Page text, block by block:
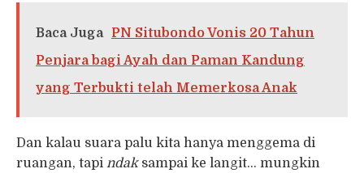
Baca Juga
PN Situbondo Vonis 20 Tahun
Penjara bagi Ayah dan Paman Kandung
yang Terbukti telah Memerkosa Anak
Dan kalau suara palu kita hanya menggema di
ruangan, tapi ndaksampai ke langit… mungkin